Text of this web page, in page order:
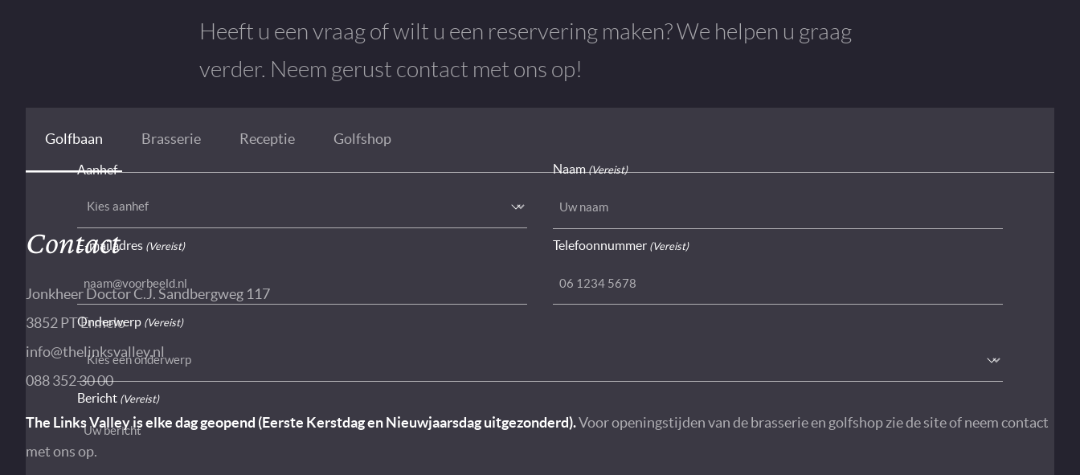
Heeft u een vraag of wilt u een reservering maken? We helpen u graag
verder. Neem gerust contact met ons op!
Aanhef Naam (Vereist)
E-mailadres (Vereist) Telefoonnummer (Vereist)
Onderwerp (Vereist)
Bericht (Vereist)
Golfbaan Brasserie Receptie Golfshop
Contact
Jonkheer Doctor C.J. Sandbergweg 117
3852 PT Ermelo
info@thelinksvalley.nl
088 352 30 00
The Links Valley is elke dag geopend (Eerste Kerstdag en Nieuwjaarsdag uitgezonderd).Voor openingstijden van de brasserie en golfshop zie de site of neem contact
met ons op.